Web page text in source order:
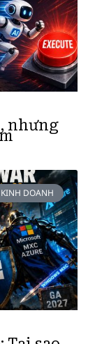
nhưng
KINH DOANH